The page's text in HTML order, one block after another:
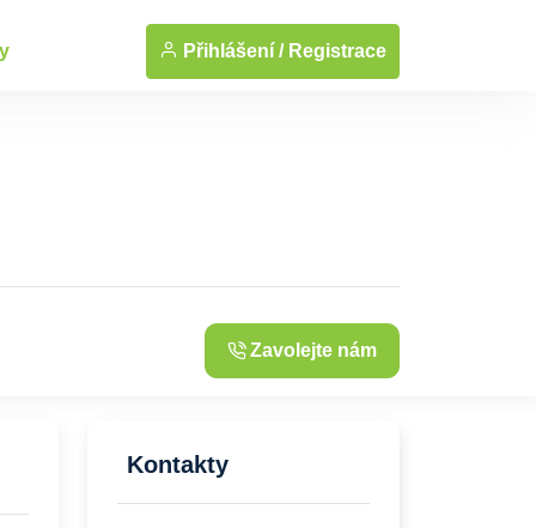
Přihlášení / Registrace
... Zobrazit fotografie
Zavolejte nám
Kontakty